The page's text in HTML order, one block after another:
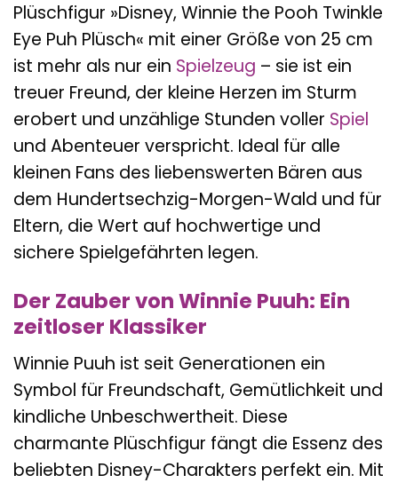
Plüschfigur »Disney, Winnie the Pooh Twinkle
Eye Puh Plüsch« mit einer Größe von 25 cm
ist mehr als nur ein Spielzeug – sie ist ein
treuer Freund, der kleine Herzen im Sturm
erobert und unzählige Stunden voller Spiel
und Abenteuer verspricht. Ideal für alle
kleinen Fans des liebenswerten Bären aus
dem Hundertsechzig-Morgen-Wald und für
Eltern, die Wert auf hochwertige und
sichere Spielgefährten legen.
Der Zauber von Winnie Puuh: Ein
zeitloser Klassiker
Winnie Puuh ist seit Generationen ein
Symbol für Freundschaft, Gemütlichkeit und
kindliche Unbeschwertheit. Diese
charmante Plüschfigur fängt die Essenz des
beliebten Disney-Charakters perfekt ein. Mit